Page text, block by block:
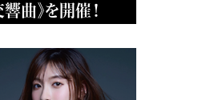
曲》を開催！